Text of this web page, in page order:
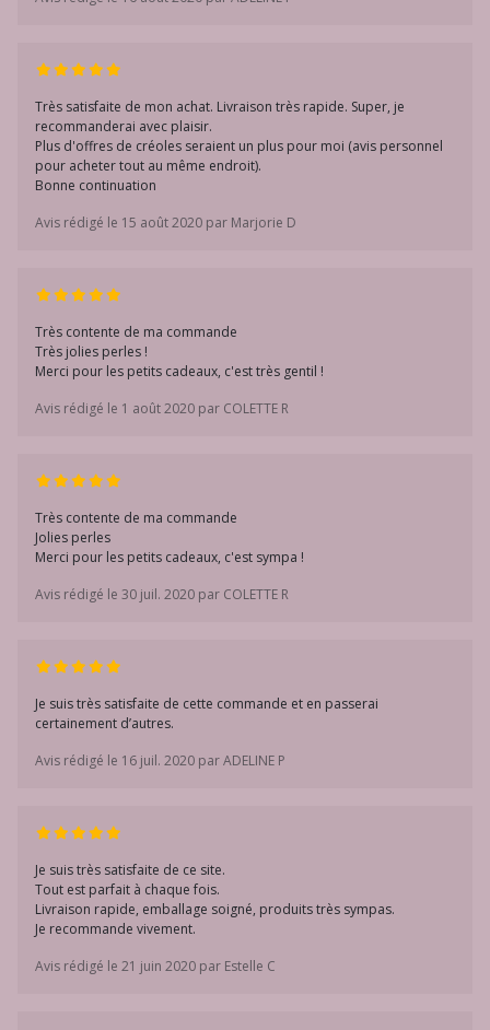
Très satisfaite de mon achat. Livraison très rapide. Super, je
recommanderai avec plaisir.
Plus d'offres de créoles seraient un plus pour moi (avis personnel
pour acheter tout au même endroit).
Bonne continuation
Avis rédigé le 15 août 2020 par Marjorie D
Très contente de ma commande
Très jolies perles !
Merci pour les petits cadeaux, c'est très gentil !
Avis rédigé le 1 août 2020 par COLETTE R
Très contente de ma commande
Jolies perles
Merci pour les petits cadeaux, c'est sympa !
Avis rédigé le 30 juil. 2020 par COLETTE R
Je suis très satisfaite de cette commande et en passerai
certainement d’autres.
Avis rédigé le 16 juil. 2020 par ADELINE P
Je suis très satisfaite de ce site.
Tout est parfait à chaque fois.
Livraison rapide, emballage soigné, produits très sympas.
Je recommande vivement.
Avis rédigé le 21 juin 2020 par Estelle C